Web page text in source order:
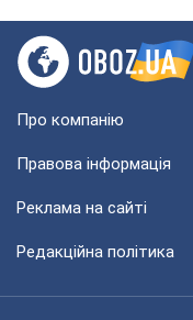
Про компанію
Правова інформація
Реклама на сайті
Редакційна політика